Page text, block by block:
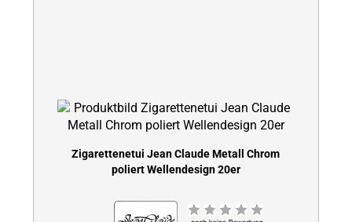
Zigarettenetui Jean Claude Metall Chrom
poliert Wellendesign 20er